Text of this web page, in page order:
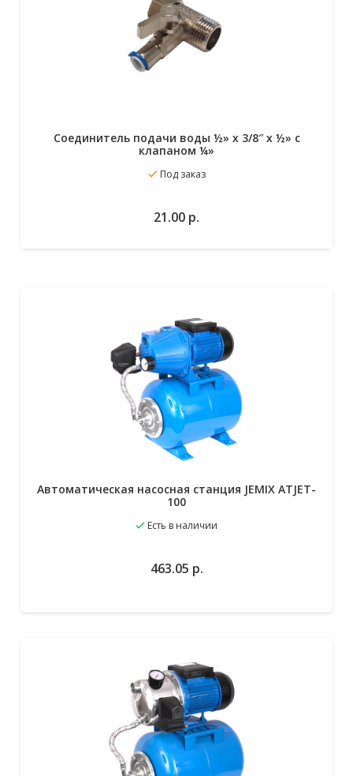
Cоединитель подачи воды ½» x 3/8″ x ½» с
клапаном ¼»
Под заказ
21.00 р.
Автоматическая насосная станция JEMIX ATJET-
100
Есть в наличии
463.05 р.